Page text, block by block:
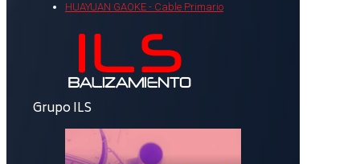
HUAYUAN GAOKE - Cable Primario
Grupo ILS